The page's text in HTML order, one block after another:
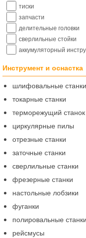
тиски
запчасти
делительные головки
сверлильные стойки
аккумуляторный
Инструмент и оснастка
шлифовальные станки
токарные станки
терморежущий станок
циркулярные пилы
отрезные станки
заточные станки
сверлильные станки
фрезерные станки
настольные лобзики
фуганки
полировальные станки
рейсмусы